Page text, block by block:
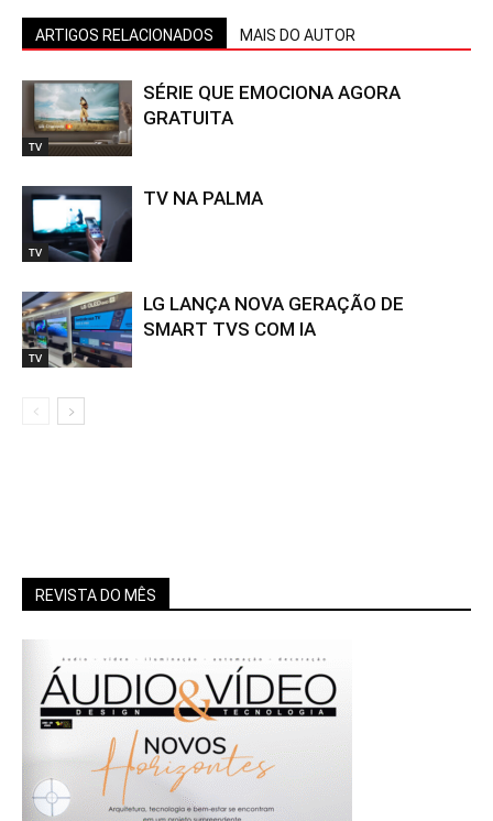
ARTIGOS RELACIONADOS MAIS DO AUTOR
TV
SÉRIE QUE EMOCIONA AGORA
GRATUITA
TV
TV NA PALMA
TV
LG LANÇA NOVA GERAÇÃO DE
SMART TVS COM IA
REVISTA DO MÊS